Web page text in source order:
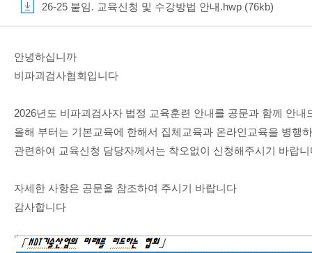
26-25 붙임. 교육신청 및 수강방법 안내.hwp (76kb)
안녕하십니까
비파괴검사협회입니다
2026년도 비파괴검사자 법정 교육훈련 안내를 공문과 함께 안내
올해 부터는 기본교육에 한해서 집체교육과 온라인교육을 병행
관련하여 교육신청 담당자께서는 착오없이 신청해주시기 바랍니
자세한 사항은 공문을 참조하여 주시기 바랍니다
감사합니다